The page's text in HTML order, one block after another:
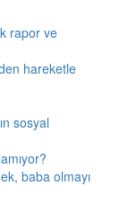
rapor ve
hareketle
sosyal
baba olmayı